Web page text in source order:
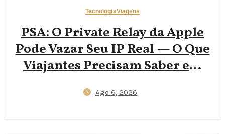
TecnologiaViagens
PSA: O Private Relay da Apple
Pode Vazar Seu IP Real — O Que
Viajantes Precisam Saber em
Ago 6, 2026